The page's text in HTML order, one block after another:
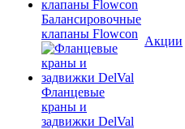
Балансировочные
клапаны Flowcon
Фланцевые
краны и
задвижки DelVal
Акции